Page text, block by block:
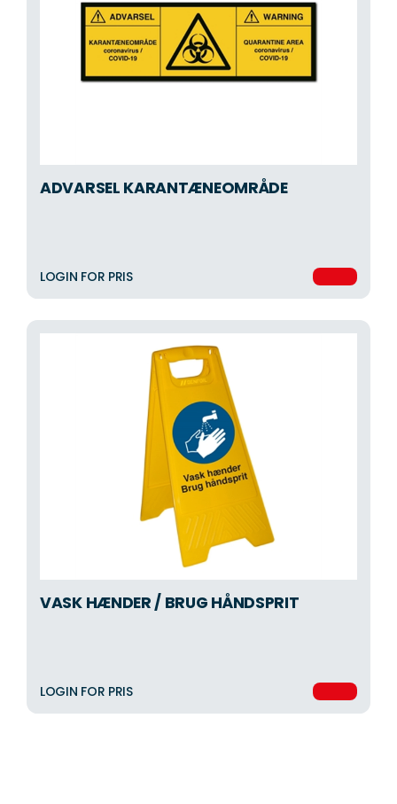
ADVARSEL KARANTÆNEOMRÅDE
LOGIN FOR PRIS
VASK HÆNDER / BRUG HÅNDSPRIT
LOGIN FOR PRIS